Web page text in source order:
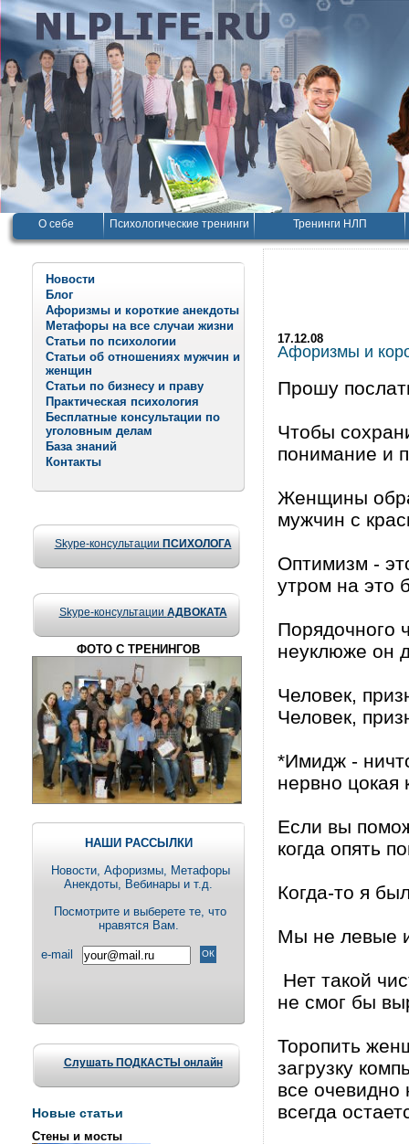
О себе Психологические тренинги Тренинги НЛП
Новости
Блог
Афоризмы и короткие анекдоты
Метафоры на все случаи жизни
Статьи по психологии
Статьи об отношениях мужчин и
женщин
Статьи по бизнесу и праву
Практическая психология
Бесплатные консультации по
уголовным делам
База знаний
Контакты
Skype-консультации ПСИХОЛОГА
Skype-консультации АДВОКАТА
ФОТО С ТРЕНИНГОВ
НАШИ РАССЫЛКИ
Новости, Aфоризмы, Метафоры
Анекдоты, Вебинары и т.д.
Посмотрите и выберете те, что
нравятся Вам.
e-mail
Слушать ПОДКАСТЫ онлайн
Новые статьи
Стены и мосты
17.12.08
Афоризмы и
Прошу
Чтобы
понимание и
Женщины
мужчин с
Оптимизм -
утром на это
Порядочного
неуклюже он
Человек,
Человек,
*Имидж -
нервно цокая
Если вы
когда опять
Когда-то я
Мы не левые
Нет такой
не смог бы
Торопить
загрузку
все очевидно
всегда